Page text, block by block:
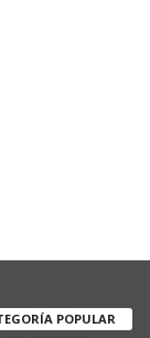
POPULAR